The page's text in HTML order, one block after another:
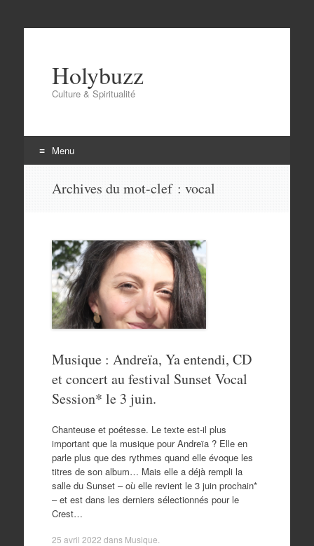
Holybuzz
Culture & Spiritualité
Menu
Archives du mot-clef : vocal
Musique : Andreïa, Ya entendi, CD
et concert au festival Sunset Vocal
Session* le 3 juin.
Chanteuse et poétesse. Le texte est-il plus
important que la musique pour Andreïa ? Elle en
parle plus que des rythmes quand elle évoque les
titres de son album… Mais elle a déjà rempli la
salle du Sunset – où elle revient le 3 juin prochain*
– et est dans les derniers sélectionnés pour le
Crest…
25 avril 2022 dans Musique